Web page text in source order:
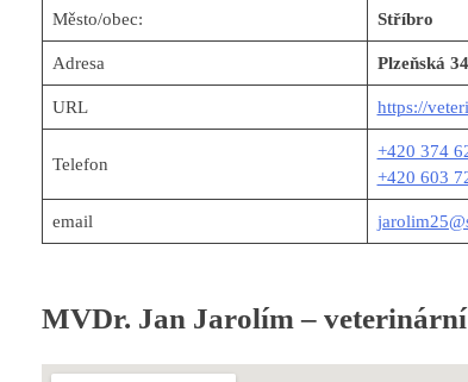
Město/obec: Stříbro
Adresa Plzeňská
URL https://
Telefon
+420 374
+420 603
email
MVDr. Jan Jarolím –